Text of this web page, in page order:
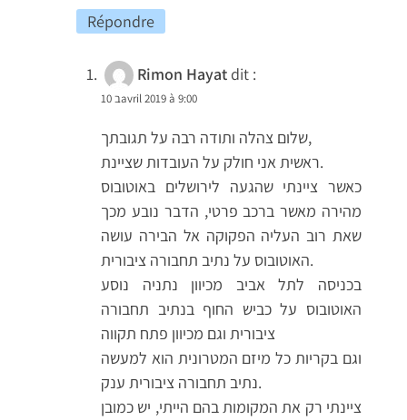
Répondre
Rimon Hayat dit :
10 בavril 2019 à 9:00
שלום צהלה ותודה רבה על תגובתך,
ראשית אני חולק על העובדות שציינת.
כאשר ציינתי שהגעה לירושלים באוטובוס
מהירה מאשר ברכב פרטי, הדבר נובע מכך
שאת רוב העליה הפקוקה אל הבירה עושה
האוטובוס על נתיב תחבורה ציבורית.
בכניסה לתל אביב מכיוון נתניה נוסע
האוטובוס על כביש החוף בנתיב תחבורה
ציבורית וגם מכיוון פתח תקווה
וגם בקריות כל מיזם המטרונית הוא למעשה
נתיב תחבורה ציבורית ענק.
ציינתי רק את המקומות בהם הייתי, יש כמובן